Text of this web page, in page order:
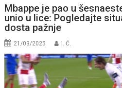
Mbappe je pao u
unio u lice: Pogledajte
dosta pažnje
21/03/2025 I. Ć.